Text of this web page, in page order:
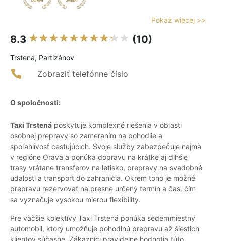
Pokaż więcej >>
8.3 (10)
Trstená, Partizánov
Zobraziť telefónne číslo
O spoločnosti:
Taxi Trstená poskytuje komplexné riešenia v oblasti
osobnej prepravy so zameraním na pohodlie a
spoľahlivosť cestujúcich. Svoje služby zabezpečuje najmä
v regióne Orava a ponúka dopravu na krátke aj dlhšie
trasy vrátane transferov na letisko, prepravy na svadobné
udalosti a transport do zahraničia. Okrem toho je možné
prepravu rezervovať na presne určený termín a čas, čím
sa vyznačuje vysokou mierou flexibility.
Pre väčšie kolektívy Taxi Trstená ponúka sedemmiestny
automobil, ktorý umožňuje pohodlnú prepravu až šiestich
klientov súčasne. Zákazníci pravidelne hodnotia túto